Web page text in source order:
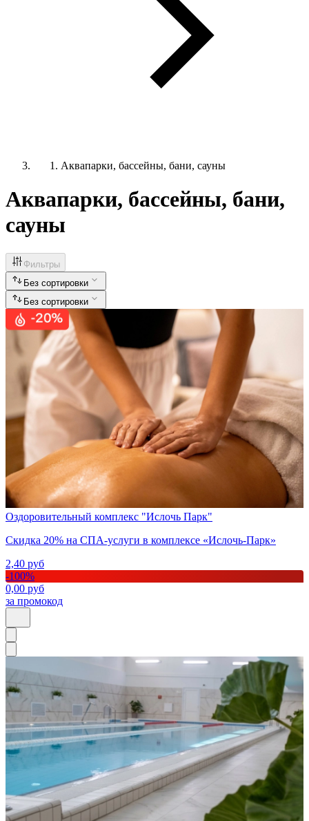
Аквапарки, бассейны, бани, сауны
Аквапарки, бассейны, бани,
сауны
Фильтры
Без сортировки
Без сортировки
Оздоровительный комплекс "Ислочь Парк"
Скидка 20% на СПА-услуги в комплексе «Ислочь-Парк»
2,40 руб
-100%
0,00 руб
за промокод